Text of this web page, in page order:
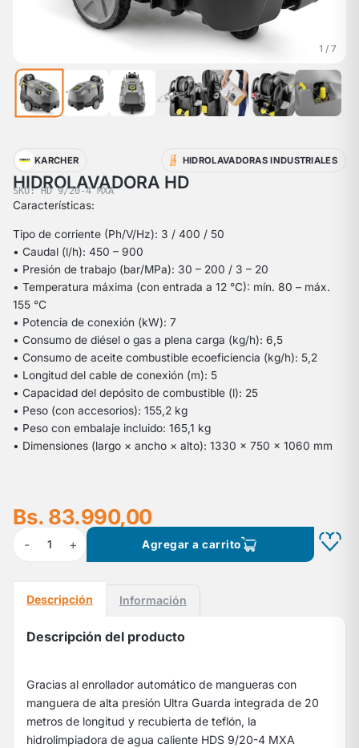
1 / 7
KARCHER HIDROLAVADORAS INDUSTRIALES
HIDROLAVADORA HD
SKU: HD 9/20-4 MXA
Características:
Tipo de corriente (Ph/V/Hz): 3 / 400 / 50
• Caudal (l/h): 450 – 900
• Presión de trabajo (bar/MPa): 30 – 200 / 3 – 20
• Temperatura máxima (con entrada a 12 °C): mín. 80 – máx.
155 °C
• Potencia de conexión (kW): 7
• Consumo de diésel o gas a plena carga (kg/h): 6,5
• Consumo de aceite combustible ecoeficiencia (kg/h): 5,2
• Longitud del cable de conexión (m): 5
• Capacidad del depósito de combustible (l): 25
• Peso (con accesorios): 155,2 kg
• Peso con embalaje incluido: 165,1 kg
• Dimensiones (largo × ancho × alto): 1330 x 750 x 1060 mm
Bs. 83.990,00
- 1 + Agregar a carrito
Descripción Información
Descripción del producto
Gracias al enrollador automático de mangueras con
manguera de alta presión Ultra Guarda integrada de 20
metros de longitud y recubierta de teflón, la
hidrolimpiadora de agua caliente HDS 9/20-4 MXA